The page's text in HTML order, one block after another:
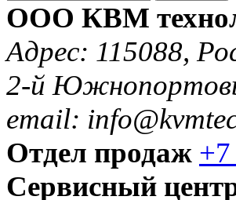
ООО КВМ
Адрес: 115088,
2-й
email:
Отдел продаж
Сервисный